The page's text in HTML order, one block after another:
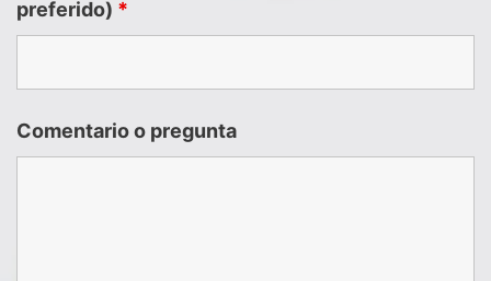
preferido) *
Comentario o pregunta